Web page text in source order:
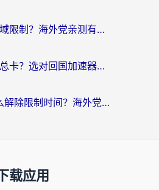
优酷怎么解除区域限制？海外党亲测有效的回国加速器选择指南
海外看腾讯视频总卡？选对回国加速器，还能解决英国1号店定位+欧洲杯CCTV5直播问题
QQ国外听歌怎么解除限制时间？海外党亲测有效的回国加速方案
下载应用